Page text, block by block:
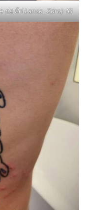
na Šrí Lance. Zdroj: IG